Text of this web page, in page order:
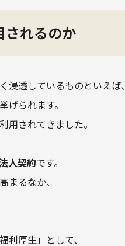
されるのか
透しているものといえば、
られます。
用されてきました。
人契約です。
まるなか、
厚生」として、